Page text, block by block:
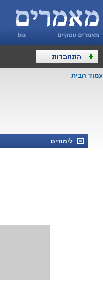
עמוד הבית
לימודים